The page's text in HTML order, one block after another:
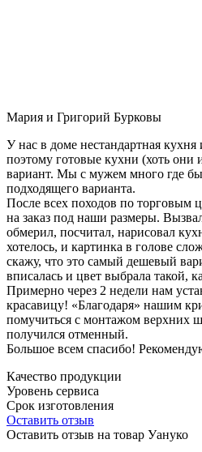
Мария и Григорий Бурковы
У нас в доме нестандартная кухня
поэтому готовые кухни (хоть
вариант. Мы с мужем много где
подходящего варианта.
После всех походов по торговым
на заказ под наши размеры.
обмерил, посчитал, нарисовал
хотелось, и картинка в голове
скажу, что это самый дешевый
вписалась и цвет выбрала такой,
Примерно через 2 недели нам
красавицу! «Благодаря» нашим
помучиться с монтажом верхних
получился отменный.
Большое всем спасибо!
Качество продукции
Уровень сервиса
Срок изготовления
Оставить отзыв
Оставить отзыв на товар Уануко